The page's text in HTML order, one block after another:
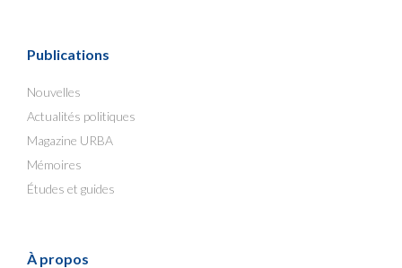
Publications
Nouvelles
Actualités politiques
Magazine URBA
Mémoires
Études et guides
À propos